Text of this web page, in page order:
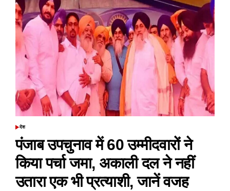
कहा
एक
प्रतिनिधिमंडल
गलत
सूचना
और
दुष्प्रचार
फैलाने
की
रणनीति
के
आधार
उकसावे
में
शामिल
POSTED
देश
पंजाब उपचुनाव में 60 उम्मीदवारों ने
किया पर्चा जमा, अकाली दल ने नहीं
उतारा एक भी प्रत्याशी, जानें वजह